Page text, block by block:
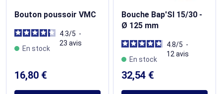
Bouton poussoir VMC
4.3/5 -
23 avis
En stock
16,80 €
Bouche Bap'SI 15/30 -
Ø 125 mm
4.8/5 -
12 avis
En stock
32,54 €